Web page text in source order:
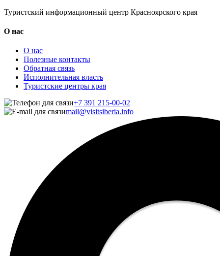
Туристский информационный центр Красноярского края
О нас
О нас
Полезные контакты
Обратная связь
Исполнительная власть
Туристские центры края
+7 391 215-00-02
mail@visitsiberia.info